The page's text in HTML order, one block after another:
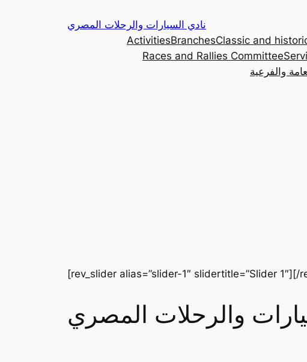
نادي السيارات والرحلات المصري
ActivitiesBranchesClassic and
Races and Rallies Committee
والفرعية
[rev_slider alias=”slider-1″ slidertitle=”Slider 1″][/
والرحلات المصري